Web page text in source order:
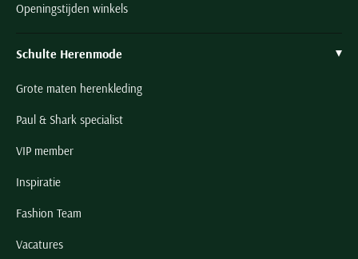
Openingstijden winkels
Schulte Herenmode
Grote maten herenkleding
Paul & Shark specialist
VIP member
Inspiratie
Fashion Team
Vacatures